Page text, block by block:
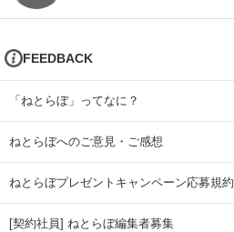
FEEDBACK
「ねとらぼ」ってなに？
ねとらぼへのご意見・ご感想
ねとらぼプレゼントキャンペーン応募規約
[契約社員] ねとらぼ編集者募集